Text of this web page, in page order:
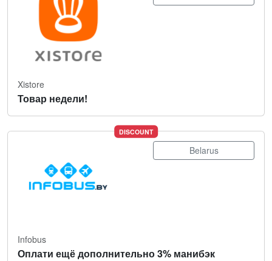
Xistore
Товар недели!
DISCOUNT
Belarus
Infobus
Оплати ещё дополнительно 3% манибэк